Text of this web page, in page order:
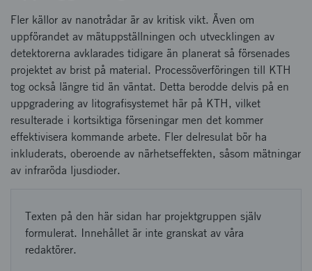
Fler källor av nanotrådar är av kritisk vikt. Även om
uppförandet av mätuppställningen och utvecklingen av
detektorerna avklarades tidigare än planerat så försenades
projektet av brist på material. Processöverföringen till KTH
tog också längre tid än väntat. Detta berodde delvis på en
uppgradering av litografisystemet här på KTH, vilket
resulterade i kortsiktiga förseningar men det kommer
effektivisera kommande arbete. Fler delresulat bör ha
inkluderats, oberoende av närhetseffekten, såsom mätningar
av infraröda ljusdioder.
Texten på den här sidan har projektgruppen själv
formulerat. Innehållet är inte granskat av våra
redaktörer.